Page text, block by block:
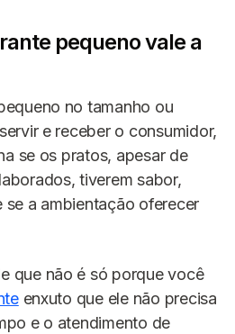
pequeno vale a
no tamanho ou
e receber o consumidor,
se os pratos, apesar de
tiverem sabor,
se a ambientação oferecer
que não é só porque você
enxuto que ele não precisa
e o atendimento de